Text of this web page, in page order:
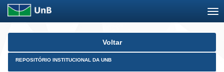
Skip
Voltar
REPOSITÓRIO INSTITUCIONAL DA UNB